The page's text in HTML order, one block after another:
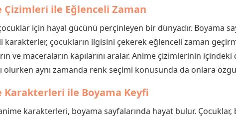
Çizimleri ile Eğlenceli Zaman
için hayal gücünü perçinleyen bir dünyadır. Boyama
karakterler, çocukların ilgisini çekerek eğlenceli zaman
ve maceraların kapılarını aralar. Anime çizimlerinin
olurken aynı zamanda renk seçimi konusunda da onlara
Karakterleri ile Boyama Keyfi
karakterleri, boyama sayfalarında hayat bulur.